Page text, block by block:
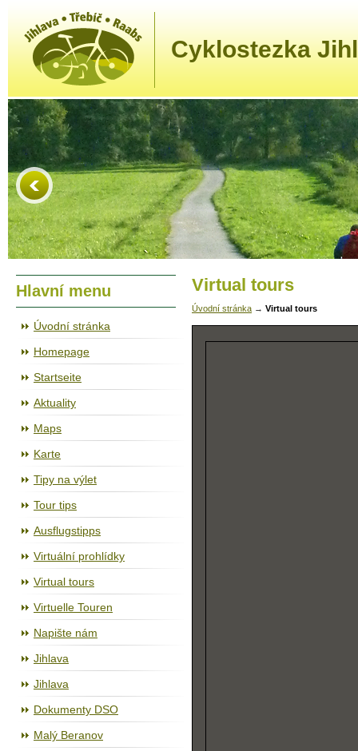
Cyklostezka
Cyklostezka Jihlava - Třebíč - Raabs
Hlavní menu
Úvodní stránka
Homepage
Startseite
Aktuality
Maps
Karte
Tipy na výlet
Tour tips
Ausflugstipps
Virtuální prohlídky
Virtual tours
Virtuelle Touren
Napište nám
Jihlava
Jihlava
Dokumenty DSO
Malý Beranov
Virtual tours
Úvodní stránka → Virtual tours